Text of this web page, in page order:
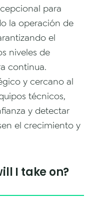
para
la operación de
el
niveles de
continua.
y cercano al
técnicos,
y detectar
el crecimiento y
I take on?